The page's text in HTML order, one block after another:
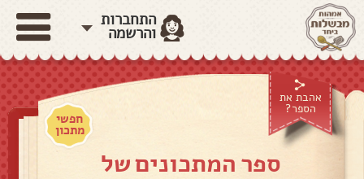
התחברות
והרשמה
אהבת את
הספר?
חפשי
מתכון
ספר המתכונים של